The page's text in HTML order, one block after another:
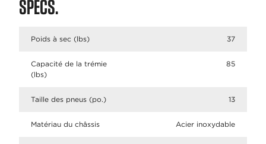
SPÉCS.
Poids à sec (lbs) 37
Capacité de la trémie
(lbs)
85
Taille des pneus (po.) 13
Matériau du châssis Acier inoxydable